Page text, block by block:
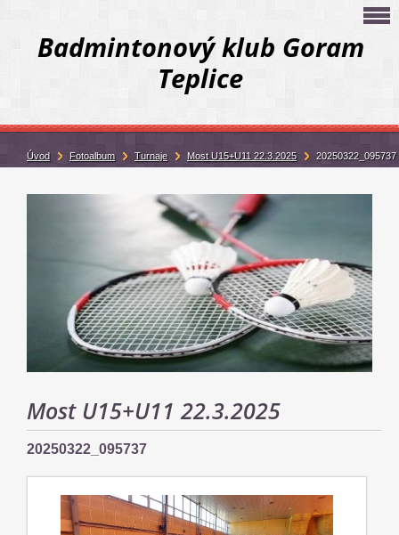
Badmintonový klub Goram
Teplice
Most U15+U11 22.3.2025
20250322_095737
Úvod Fotoalbum Turnaje Most U15+U11 22.3.2025 20250322_095737